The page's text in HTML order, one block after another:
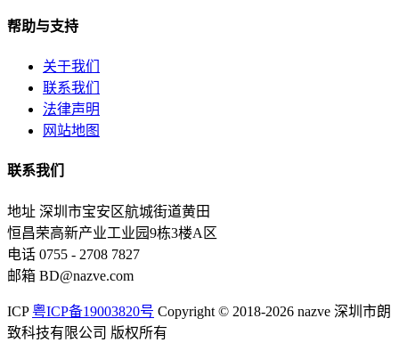
帮助与支持
关于我们
联系我们
法律声明
网站地图
联系我们
地址 深圳市宝安区航城街道黄田
恒昌荣高新产业工业园9栋3楼A区
电话 0755 - 2708 7827
邮箱 BD@nazve.com
ICP 粤ICP备19003820号 Copyright © 2018-2026 nazve 深圳市朗
致科技有限公司 版权所有